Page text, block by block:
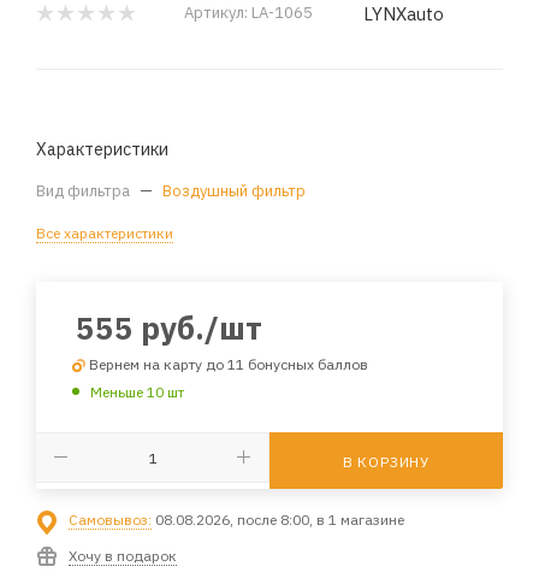
Артикул: LA-1065 LYNXauto
Характеристики
Вид фильтра — Воздушный фильтр
Все характеристики
555 руб./шт
Вернем на карту до 11 бонусных баллов
Меньше 10 шт
В КОРЗИНУ
Самовывоз: 08.08.2026, после 8:00, в 1 магазине
Хочу в подарок